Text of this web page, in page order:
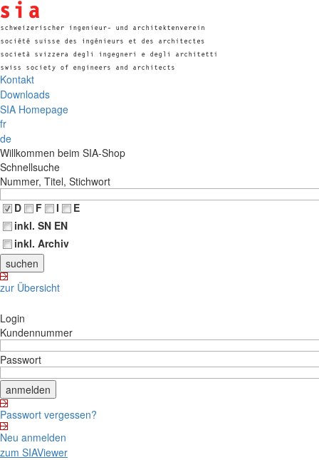
Kontakt
Downloads
SIA Homepage
fr
de
Willkommen beim SIA-Shop
Schnellsuche
Nummer, Titel, Stichwort
D
F I
E
inkl. SN EN
inkl. Archiv
zur Übersicht
Login
Kundennummer
Passwort
Passwort vergessen?
Neu anmelden
zum SIAViewer